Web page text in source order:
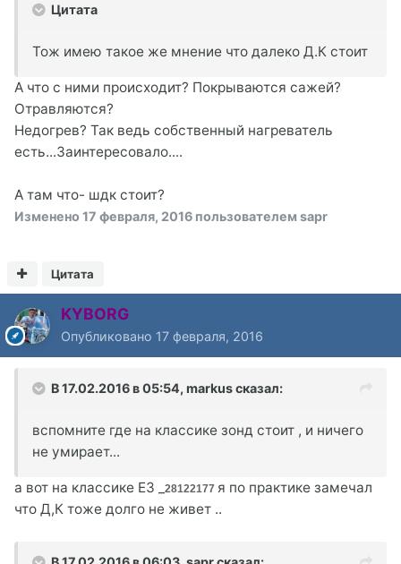
Цитата
Тож имею такое же мнение что далеко Д.К стоит
А что с ними происходит? Покрываются сажей?
Отравляются?
Недогрев? Так ведь собственный нагреватель
есть...Заинтересовало....
А там что- шдк стоит?
Изменено 17 февраля, 2016 пользователем sapr
Цитата
KYBORG
Опубликовано 17 февраля, 2016
В 17.02.2016 в 05:54, markus сказал:
вспомните где на классике зонд стоит , и ничего
не умирает...
а вот на классике Е3 _ 28122177 я по практике замечал
что Д,К тоже долго не живет ..